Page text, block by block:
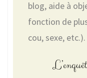
blog, aide à
fonction de
cou, sexe, etc.).